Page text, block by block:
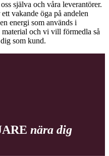
själva och våra leverantörer.
vakande öga på andelen
energi som används i
och vi vill förmedla så
som kund.
nära dig